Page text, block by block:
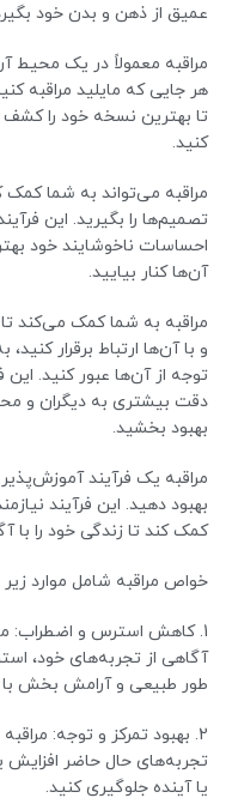
عمیق از ذهن و بدن خود
مراقبه معمولاً در یک محیط
هر جایی که مایلید مراقبه
تا بهترین نسخه خود را کشف
کنید.
مراقبه می‌تواند به شما کمک
تصمیم‌ها را بگیرید. این
احساسات ناخوشایند خود
آن‌ها کنار بیایید.
مراقبه به شما کمک می‌کند
و با آن‌ها ارتباط برقرار
توجه از آن‌ها عبور کنید. این
دقت بیشتری به دیگران و
بهبود بخشید.
مراقبه یک فرآیند
بهبود دهید. این فرآیند
کمک کند تا زندگی خود را با
خواص مراقبه شامل موارد
1. کاهش استرس و اضطراب:
آگاهی از تجربه‌های خود،
طور طبیعی و آرامش بخش با
2. بهبود تمرکز و توجه:
تجربه‌های حال حاضر
یا آینده جلوگیری کنید.